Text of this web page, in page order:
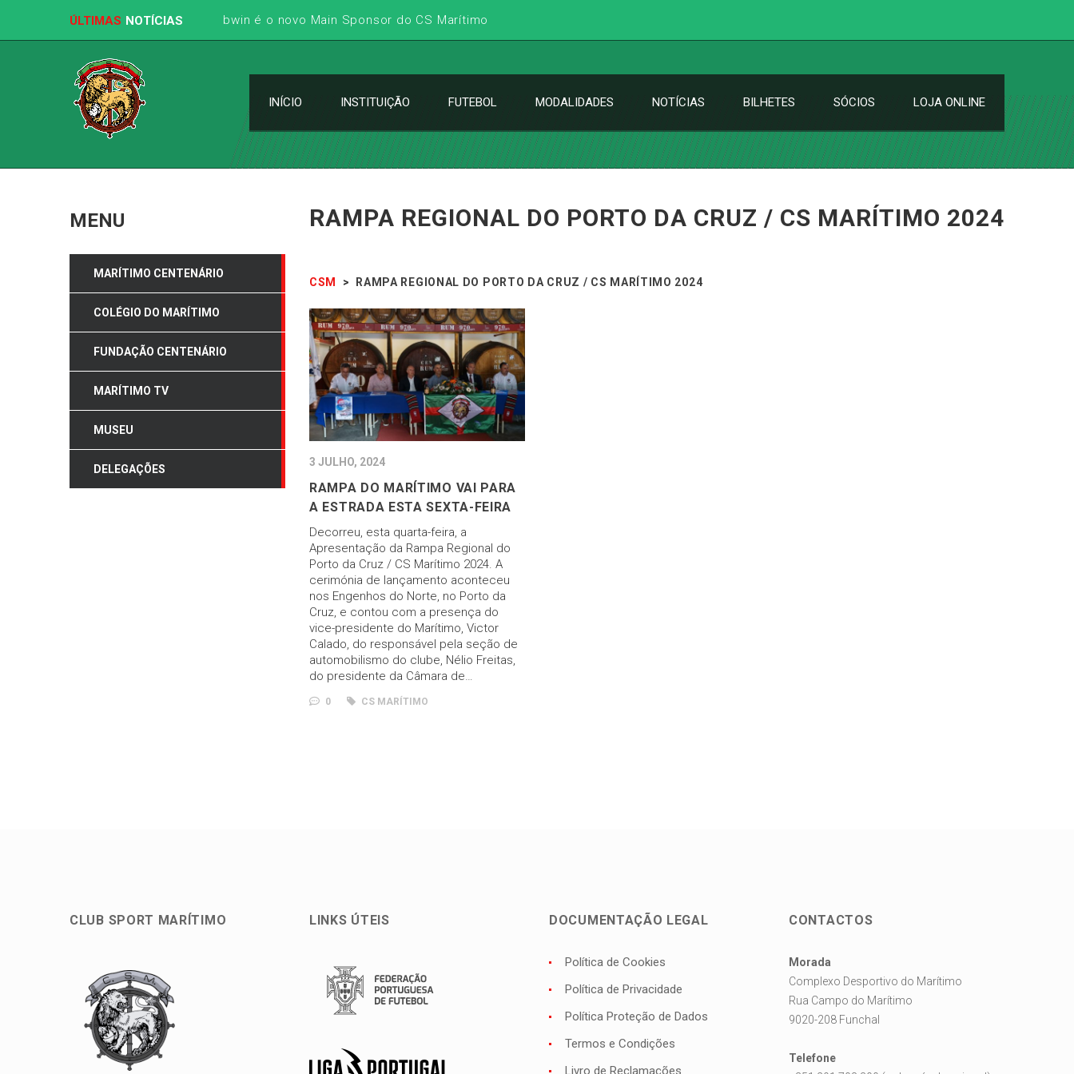
ÚLTIMAS NOTÍCIAS bwin é o novo Main Sponsor do CS Marítimo
INÍCIO INSTITUIÇÃO FUTEBOL MODALIDADES NOTÍCIAS BILHETES SÓCIOS LOJA ONLINE
RAMPA REGIONAL DO PORTO DA CRUZ / CS MARÍTIMO 2024
CSM > RAMPA REGIONAL DO PORTO DA CRUZ / CS MARÍTIMO 2024
3 JULHO, 2024
RAMPA DO MARÍTIMO VAI PARA
A ESTRADA ESTA SEXTA-FEIRA
Decorreu, esta quarta-feira, a
Apresentação da Rampa Regional do
Porto da Cruz / CS Marítimo 2024. A
cerimónia de lançamento aconteceu
nos Engenhos do Norte, no Porto da
Cruz, e contou com a presença do
vice-presidente do Marítimo, Victor
Calado, do responsável pela seção de
automobilismo do clube, Nélio Freitas,
do presidente da Câmara de…
0 CS MARÍTIMO
MENU
MARÍTIMO CENTENÁRIO
COLÉGIO DO MARÍTIMO
FUNDAÇÃO CENTENÁRIO
MARÍTIMO TV
MUSEU
DELEGAÇÕES
CLUB SPORT MARÍTIMO LINKS ÚTEIS DOCUMENTAÇÃO LEGAL
Política de Cookies
Política de Privacidade
Política Proteção de Dados
Termos e Condições
Livro de Reclamações
CONTACTOS
Morada
Complexo Desportivo do Marítimo
Rua Campo do Marítimo
9020-208 Funchal
Telefone